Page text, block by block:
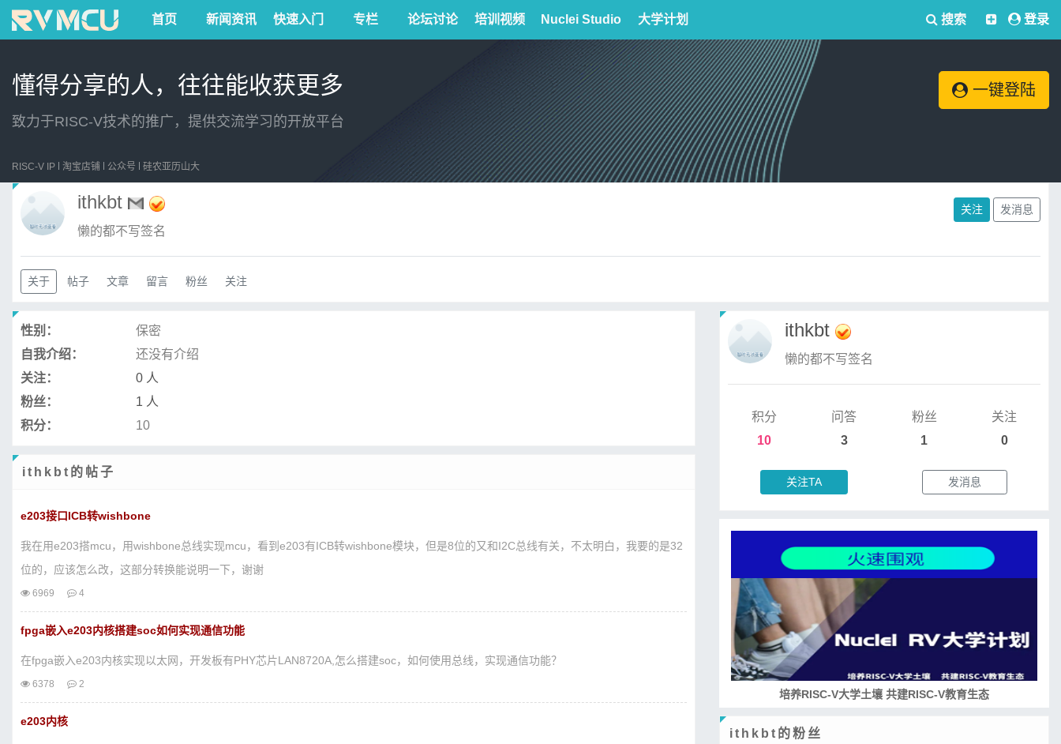
首页 新闻资讯 快速入门 专栏 论坛讨论 培训视频 Nuclei Studio 大学计划 搜索 登录
懂得分享的人，往往能收获更多
致力于RISC-V技术的推广，提供交流学习的开放平台
一键登陆
RISC-V IP 淘宝店铺 公众号 硅农亚历山大
ithkbt
懒的都不写签名
关注 发消息
关于 帖子 文章 留言 粉丝 关注
性别：
保密
自我介绍：
还没有介绍
关注：
0 人
粉丝：
1 人
积分：
10
ithkbt的帖子
e203接口ICB转wishbone
我在用e203搭mcu，用wishbone总线实现mcu，看到e203有ICB转wishbone模块，但是8位的又和I2C总线有关，不太明白，我要的是32
位的，应该怎么改，这部分转换能说明一下，谢谢
6969 4
fpga嵌入e203内核搭建soc如何实现通信功能
在fpga嵌入e203内核实现以太网，开发板有PHY芯片LAN8720A,怎么搭建soc，如何使用总线，实现通信功能？
6378 2
e203内核
ithkbt
懒的都不写签名
积分
10
问答
3
粉丝
1
关注
0
关注TA 发消息
培养RISC-V大学土壤 共建RISC-V教育生态
ithkbt的粉丝